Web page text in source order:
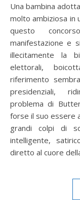
Una bambina adottata entra in competizione con una donna
molto ambiziosa in
questo
manifestazione e
illecitamente la
elettorali,
riferimento
presidenziali,
problema di
forse il suo essere
grandi colpi di
intelligente,
diretto al cuore